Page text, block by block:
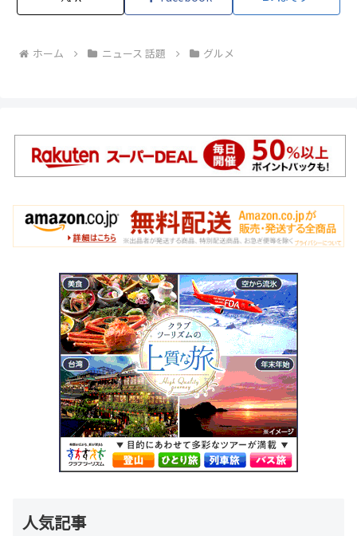
ホーム ニュース 話題 グルメ
人気記事